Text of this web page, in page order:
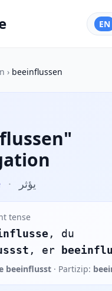
EN
› beeinflussen
· يؤثر
tense
, du
, er
beeinflusst · Partizip: